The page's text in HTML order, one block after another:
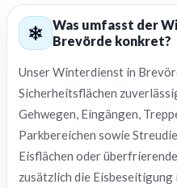
Was umfasst der
Brevörde konkret?
Unser Winterdienst in
Sicherheitsflächen
Gehwegen, Eingängen,
Parkbereichen sowie
Eisflächen oder
zusätzlich die